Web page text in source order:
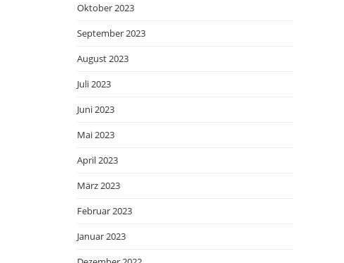
Oktober 2023
September 2023
August 2023
Juli 2023
Juni 2023
Mai 2023
April 2023
März 2023
Februar 2023
Januar 2023